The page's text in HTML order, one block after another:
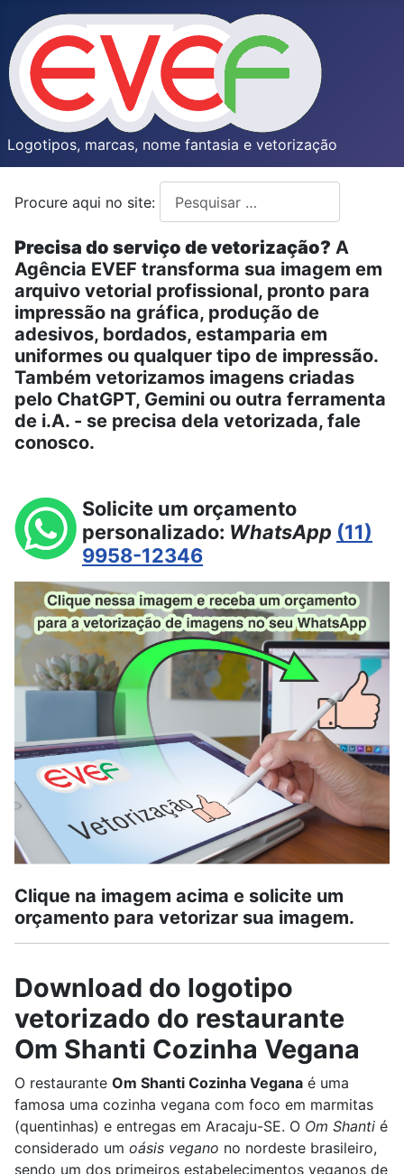
Logotipos, marcas, nome fantasia e vetorização
Procure aqui no site:
Precisa do serviço de vetorização? A
Agência EVEF transforma sua imagem em
arquivo vetorial profissional, pronto para
impressão na gráfica, produção de
adesivos, bordados, estamparia em
uniformes ou qualquer tipo de impressão.
Também vetorizamos imagens criadas
pelo ChatGPT, Gemini ou outra ferramenta
de i.A. - se precisa dela vetorizada, fale
conosco.
Solicite um orçamento
personalizado: WhatsApp (11)
9958-12346
Clique na imagem acima e solicite um
orçamento para vetorizar sua imagem.
Download do logotipo
vetorizado do restaurante
Om Shanti Cozinha Vegana
O restaurante Om Shanti Cozinha Vegana é uma
famosa uma cozinha vegana com foco em marmitas
(quentinhas) e entregas em Aracaju-SE. O Om Shanti é
considerado um oásis vegano no nordeste brasileiro,
sendo um dos primeiros estabelecimentos veganos de